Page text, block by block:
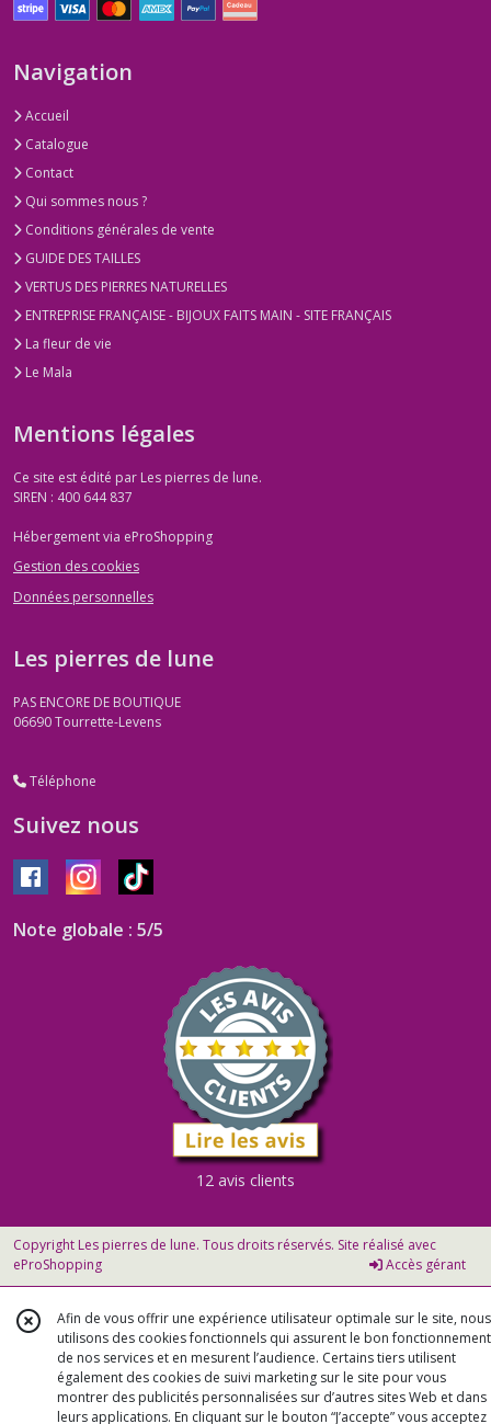
Navigation
Accueil
Catalogue
Contact
Qui sommes nous ?
Conditions générales de vente
GUIDE DES TAILLES
VERTUS DES PIERRES NATURELLES
ENTREPRISE FRANÇAISE - BIJOUX FAITS MAIN - SITE FRANÇAIS
La fleur de vie
Le Mala
Mentions légales
Ce site est édité par Les pierres de lune.
SIREN : 400 644 837
Hébergement via eProShopping
Gestion des cookies
Données personnelles
Les pierres de lune
PAS ENCORE DE BOUTIQUE
06690Tourrette-Levens
Téléphone
Suivez nous
Note globale : 5/5
12 avis clients
Copyright Les pierres de lune. Tous droits réservés. Site réalisé avec
eProShopping
Accès gérant
Afin de vous offrir une expérience utilisateur optimale sur le site, nous
utilisons des cookies fonctionnels qui assurent le bon fonctionnement
de nos services et en mesurent l’audience. Certains tiers utilisent
également des cookies de suivi marketing sur le site pour vous
montrer des publicités personnalisées sur d’autres sites Web et dans
leurs applications. En cliquant sur le bouton “J’accepte” vous acceptez